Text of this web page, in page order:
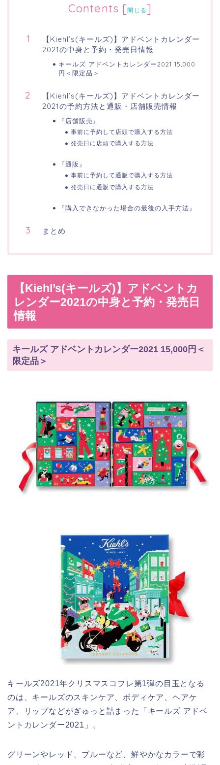
Contents [閉じる]
【Kiehl’s(キールズ)】アドベントカレンダー
2021の中身と予約・発売日情報
キールズ アドベントカレンダー2021 15,000
円＜限定品＞
【Kiehl’s(キールズ)】アドベントカレンダー
2021の予約方法と通販・店舗販売情報
『店舗販売』
事前に予約して店頭で購入する方法
発売日に店頭で購入する方法
『通販』
事前に予約して通販で購入する方法
発売日に通販で購入する方法
『購入できなかった場合の最後の入手方法』
まとめ
【Kiehl’s(キールズ)】アドベントカ
レンダー2021の中身と予約・発売日
情報
キールズ アドベントカレンダー2021 15,000円＜
限定品＞
キールズ2021年クリスマスコフレ第1弾の目玉となる
のは、キールズのスキンケア、ボディケア、ヘアケ
ア、リップなどがぎゅっと詰まった「キールズ アドベ
ントカレンダー2021」。
グリーンやレッド、ブルーなど、鮮やかなカラーで彩